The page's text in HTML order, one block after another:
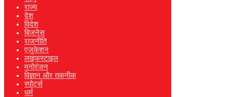
राज्य
देश
विदेश
बिजनेस
राजनीति
एजुकेशन
लाइफस्टाइल
मनोरंजन
विज्ञान और तकनीक
स्पोर्ट्स
धर्म